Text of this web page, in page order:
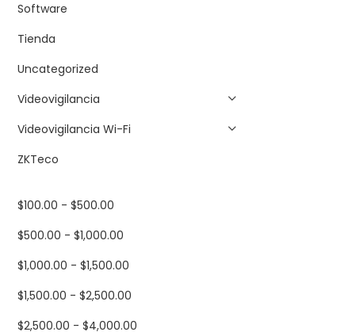
Software
Tienda
Uncategorized
Videovigilancia
Videovigilancia Wi-Fi
ZKTeco
$100.00 - $500.00
$500.00 - $1,000.00
$1,000.00 - $1,500.00
$1,500.00 - $2,500.00
$2,500.00 - $4,000.00